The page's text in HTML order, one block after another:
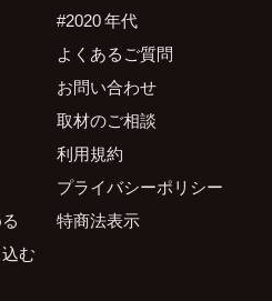
む
#2020 年代
よくあるご質問
お問い合わせ
取材のご相談
利用規約
プライバシーポリシー
特商法表示